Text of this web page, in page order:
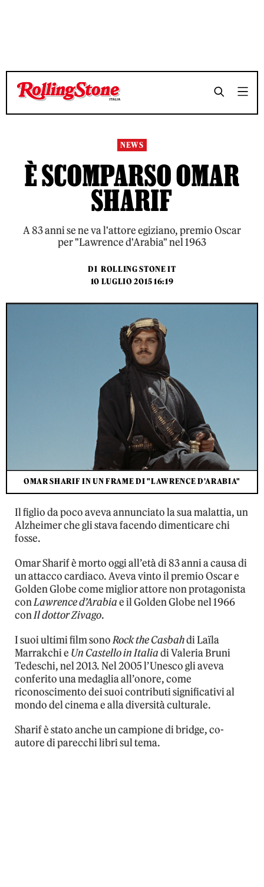
TEMPO DI LETTURA 2 MINUTI SHARE
TEMPO DI LETTURA 2 MINUTI SHARE
NEWS
È SCOMPARSO OMAR
SHARIF
A 83 anni se ne va l'attore egiziano, premio Oscar
per "Lawrence d'Arabia" nel 1963
DI ROLLING STONE IT
10 LUGLIO 2015 16:19
OMAR SHARIF IN UN FRAME DI "LAWRENCE D'ARABIA"
Il figlio da poco aveva annunciato la sua malattia, un
Alzheimer che gli stava facendo dimenticare chi
fosse.
Omar Sharif è morto oggi all’età di 83 anni a causa di
un attacco cardiaco. Aveva vinto il premio Oscar e
Golden Globe come miglior attore non protagonista
conLawrence d’Arabiae il Golden Globe nel 1966
conIl dottor Zivago.
I suoi ultimi film sonoRock the Casbahdi Laïla
Marrakchi e Un Castello in Italiadi Valeria Bruni
Tedeschi, nel 2013. Nel 2005 l’Unesco gli aveva
conferito una medaglia all’onore, come
riconoscimento dei suoi contributi significativi al
mondo del cinema e alla diversità culturale.
Sharif è stato anche un campione di bridge, co-
autore di parecchi libri sul tema.